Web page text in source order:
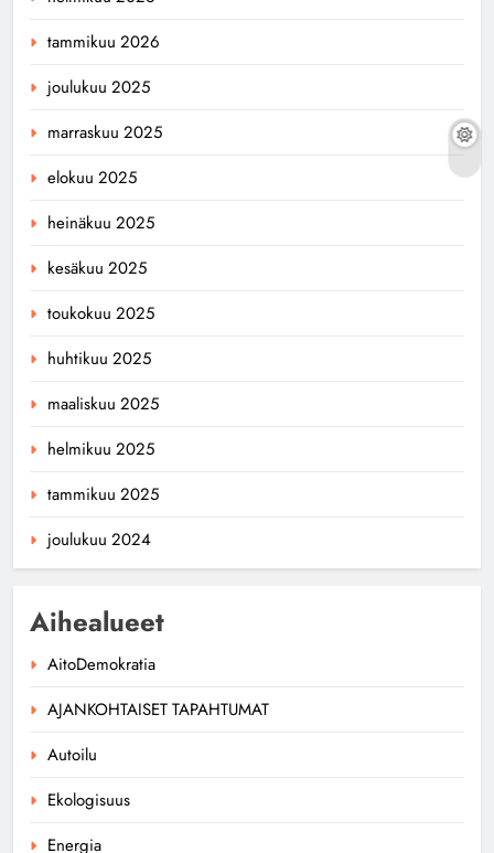
tammikuu 2026
joulukuu 2025
marraskuu 2025
elokuu 2025
heinäkuu 2025
kesäkuu 2025
toukokuu 2025
huhtikuu 2025
maaliskuu 2025
helmikuu 2025
tammikuu 2025
joulukuu 2024
Aihealueet
AitoDemokratia
AJANKOHTAISET TAPAHTUMAT
Autoilu
Ekologisuus
Energia